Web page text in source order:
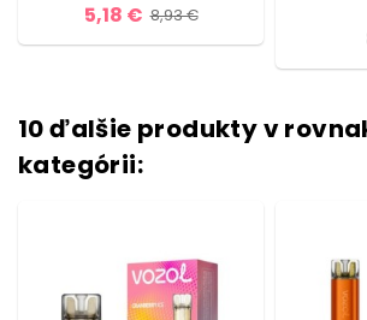
5,18 € 8,93 €
10 ďalšie produkty v
kategórii: